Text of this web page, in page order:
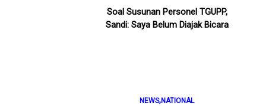
Soal Susunan Personel TGUPP,
Sandi: Saya Belum Diajak Bicara
NEWS,NATIONAL